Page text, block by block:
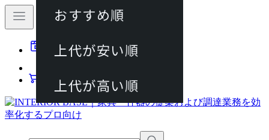
動画マニュアル
カート
おすすめ順
上代が安い順
上代が高い順